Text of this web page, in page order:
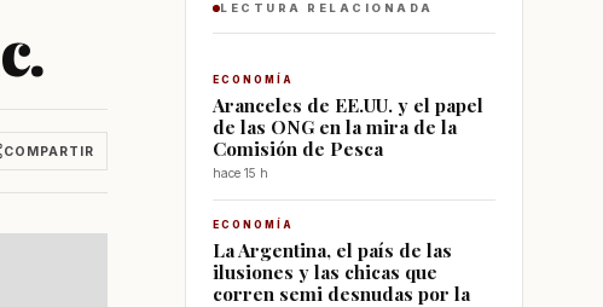
COMPARTIR
LECTURA RELACIONADA
ECONOMÍA
Aranceles de EE.UU. y el papel
de las ONG en la mira de la
Comisión de Pesca
hace 15 h
ECONOMÍA
La Argentina, el país de las
ilusiones y las chicas que
corren semi desnudas por la